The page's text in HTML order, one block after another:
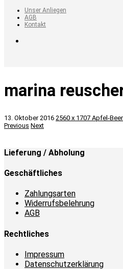
Unser Anliegen
AGB
Kontakt
marina
13. Oktober 2016 2560 x 1707 Apfel-
Previous Next
Lieferung / Abholung
Geschäftliches
Zahlungsarten
Widerrufsbelehrung
AGB
Rechtliches
Impressum
Datenschutzerklärung